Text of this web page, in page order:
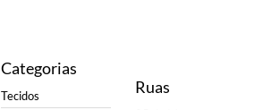
Categorias
Tecidos
Ruas